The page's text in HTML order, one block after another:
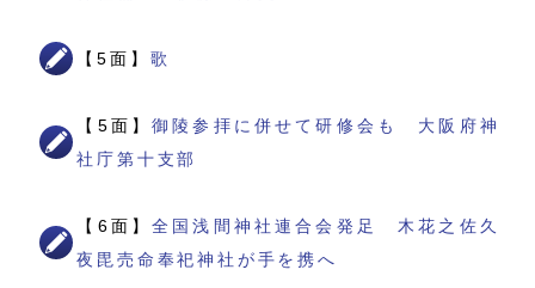
【5面】 歌
【5面】御陵参拝に併せて研修会も 大阪府神
社庁第十支部
【6面】全国浅間神社連合会発足 木花之佐久
夜毘売命奉祀神社が手を携へ